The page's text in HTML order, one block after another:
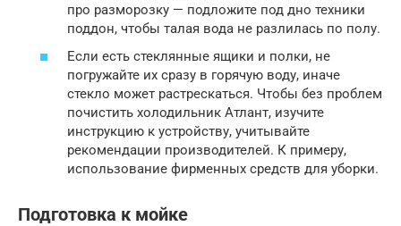
про разморозку — подложите под дно техники
поддон, чтобы талая вода не разлилась по полу.
Если есть стеклянные ящики и полки, не
погружайте их сразу в горячую воду, иначе
стекло может растрескаться. Чтобы без проблем
почистить холодильник Атлант, изучите
инструкцию к устройству, учитывайте
рекомендации производителей. К примеру,
использование фирменных средств для уборки.
Подготовка к мойке